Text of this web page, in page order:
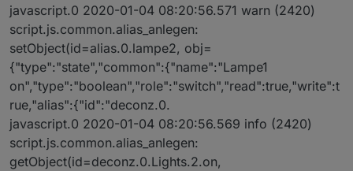
javascript.0 2020-01-04 08:20:56.571 warn (2420)
script.js.common.alias_anlegen:
setObject(id=alias.0.lampe2, obj=
{"type":"state","common":{"name":"Lampe1
on","type":"boolean","role":"switch","read":true,"write":t
rue,"alias":{"id":"deconz.0.
javascript.0 2020-01-04 08:20:56.569 info (2420)
script.js.common.alias_anlegen:
getObject(id=deconz.0.Lights.2.on,